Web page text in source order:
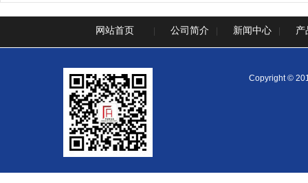
网站首页 公司简介 新闻中心 产
Copyright ©